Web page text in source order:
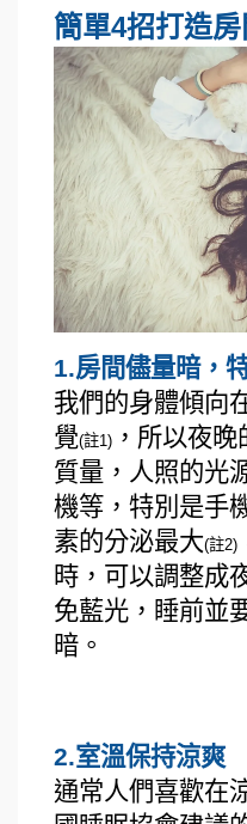
簡單4招打造
1.房間儘量暗，
我們的身體傾向
覺(註1) ，所以夜
質量，人照的光
機等，特別是手
素的分泌最大(註2)
時，可以調整成
免藍光，睡前並
暗。
2.室溫保持涼爽
通常人們喜歡在